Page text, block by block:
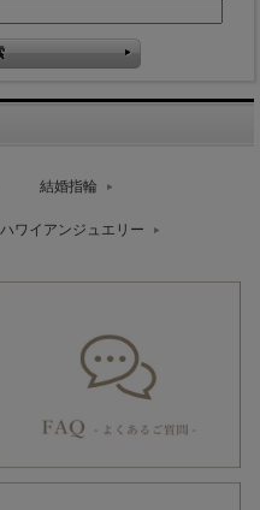
結婚指輪
ハワイアンジュエリー